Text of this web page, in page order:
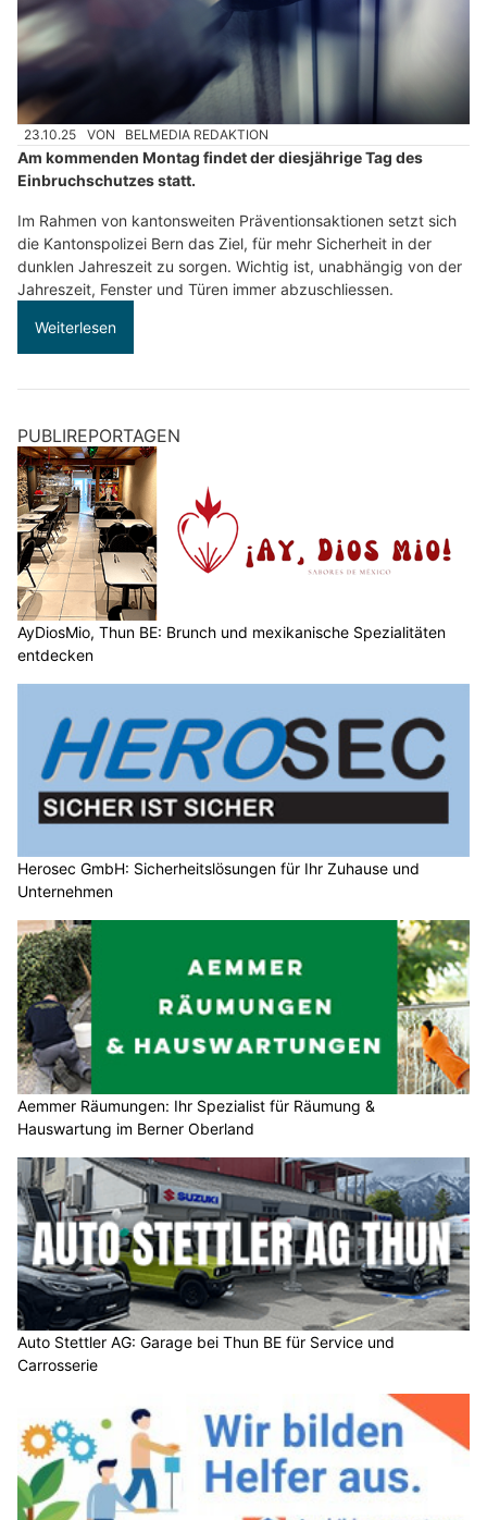
23.10.25 VON BELMEDIA REDAKTION
Am kommenden Montag findet der diesjährige Tag des
Einbruchschutzes statt.
Im Rahmen von kantonsweiten Präventionsaktionen setzt sich
die Kantonspolizei Bern das Ziel, für mehr Sicherheit in der
dunklen Jahreszeit zu sorgen. Wichtig ist, unabhängig von der
Jahreszeit, Fenster und Türen immer abzuschliessen.
Weiterlesen
PUBLIREPORTAGEN
AyDiosMio, Thun BE: Brunch und mexikanische Spezialitäten
entdecken
Herosec GmbH: Sicherheitslösungen für Ihr Zuhause und
Unternehmen
Aemmer Räumungen: Ihr Spezialist für Räumung &
Hauswartung im Berner Oberland
Auto Stettler AG: Garage bei Thun BE für Service und
Carrosserie